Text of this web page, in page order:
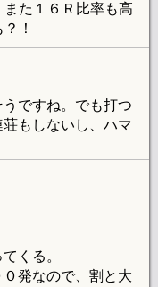
た１６Ｒ比率も高
！
ですね。でも打つ
もしないし、ハマ
くる。
発なので、割と大